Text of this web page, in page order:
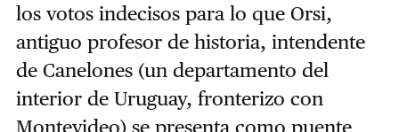
los votos indecisos para lo que Orsi,
antiguo profesor de historia, intendente
de Canelones (un departamento del
interior de Uruguay, fronterizo con
Montevideo) se presenta como puente